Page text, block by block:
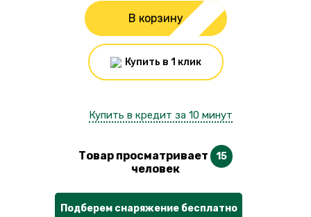
В корзину
Купить в 1 клик
Купить в кредит за 10 минут
Товар просматривает 15
человек
Подберем снаряжение бесплатно